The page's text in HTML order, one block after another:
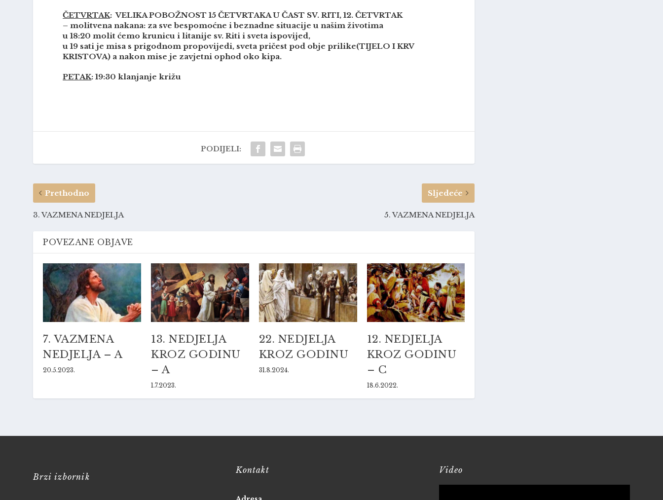
ČETVRTAK: VELIKA POBOŽNOST 15 ČETVRTAKA U ČAST SV. RITI, 12. ČETVRTAK
– molitvena nakana: za sve bespomoćne i beznadne situacije u našim životima
u 18:20 molit ćemo krunicu i litanije sv. Riti i sveta ispovijed,
u 19 sati je misa s prigodnom propovijedi, sveta pričest pod obje prilike(TIJELO I KRV
KRISTOVA) a nakon mise je zavjetni ophod oko kipa.
PETAK: 19:30 klanjanje križu
PODIJELI:
Prethodno
3. VAZMENA NEDJELJA
Sljedeće
5. VAZMENA NEDJELJA
POVEZANE OBJAVE
7. VAZMENA
NEDJELJA – A
20.5.2023.
13. NEDJELJA
KROZ GODINU
– A
1.7.2023.
22. NEDJELJA
KROZ GODINU
31.8.2024.
12. NEDJELJA
KROZ GODINU
– C
18.6.2022.
Brzi izbornik
Kontakt Video